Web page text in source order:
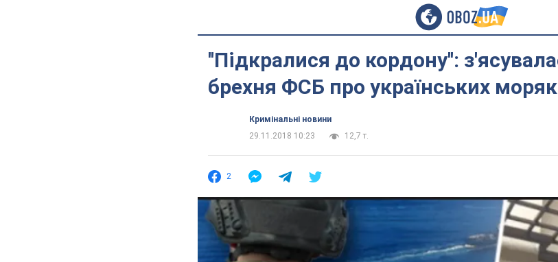
''Підкралися до кордону'':
брехня ФСБ про українських
Кримінальні новини
29.11.2018 10:23
12,7 т.
2